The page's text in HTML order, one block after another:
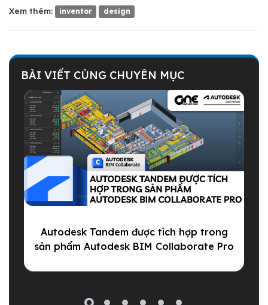
Xem thêm: inventor design
BÀI VIẾT CÙNG CHUYÊN MỤC
Autodesk Tandem được tích hợp trong
sản phẩm Autodesk BIM Collaborate Pro